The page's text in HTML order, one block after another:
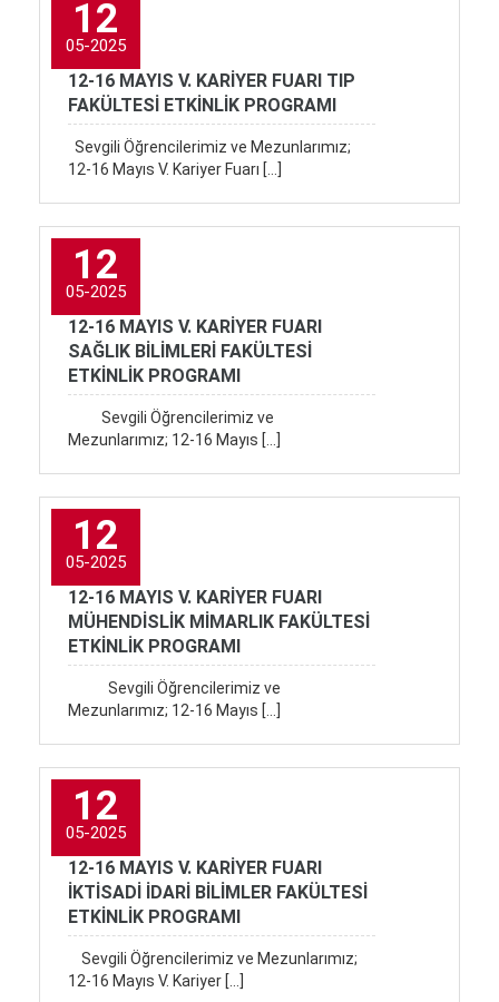
12
05-2025
12-16 MAYIS V. KARİYER FUARI TIP
FAKÜLTESİ ETKİNLİK PROGRAMI
Sevgili Öğrencilerimiz ve Mezunlarımız;
12-16 Mayıs V. Kariyer Fuarı […]
12
05-2025
12-16 MAYIS V. KARİYER FUARI
SAĞLIK BİLİMLERİ FAKÜLTESİ
ETKİNLİK PROGRAMI
Sevgili Öğrencilerimiz ve
Mezunlarımız; 12-16 Mayıs […]
12
05-2025
12-16 MAYIS V. KARİYER FUARI
MÜHENDİSLİK MİMARLIK FAKÜLTESİ
ETKİNLİK PROGRAMI
Sevgili Öğrencilerimiz ve
Mezunlarımız; 12-16 Mayıs […]
12
05-2025
12-16 MAYIS V. KARİYER FUARI
İKTİSADİ İDARİ BİLİMLER FAKÜLTESİ
ETKİNLİK PROGRAMI
Sevgili Öğrencilerimiz ve Mezunlarımız;
12-16 Mayıs V. Kariyer […]